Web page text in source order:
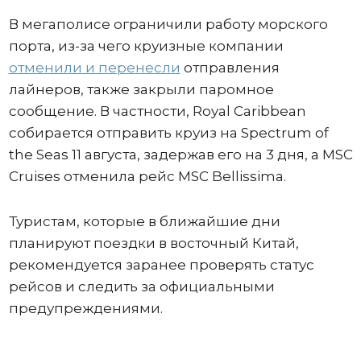
В мегаполисе ограничили работу морского
порта, из-за чего круизные компании
отменили и перенесли отправления
лайнеров, также закрыли паромное
сообщение. В частности, Royal Caribbean
собирается отправить круиз на Spectrum of
the Seas 11 августа, задержав его на 3 дня, а MSC
Cruises отменила рейс MSC Bellissima.
Туристам, которые в ближайшие дни
планируют поездки в восточный Китай,
рекомендуется заранее проверять статус
рейсов и следить за официальными
предупреждениями.